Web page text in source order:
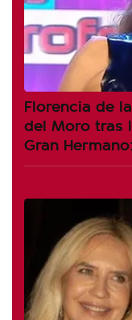
Florencia de
del Moro tras
Gran